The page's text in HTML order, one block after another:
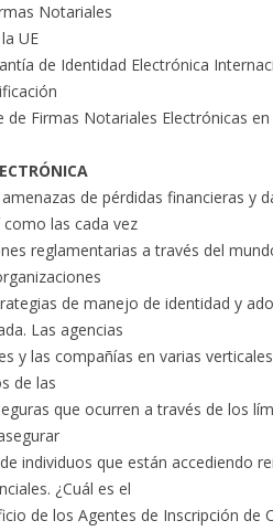
Notariales
UE
de Identidad Electrónica
de Firmas Notariales Electrónicas
de pérdidas financieras y
las cada vez
reglamentarias a través del
de manejo de identidad y
Las agencias
y las compañías en varias
de las
que ocurren a través de los
individuos que están accediendo
¿Cuál es el
de los Agentes de Inscripción de